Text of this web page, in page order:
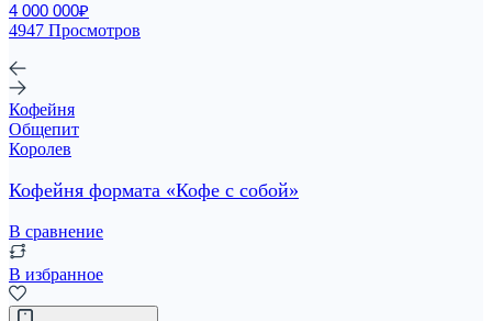
4 000 000₽
4947 Просмотров
Кофейня
Общепит
Королев
Кофейня формата «Кофе с собой»
В сравнение
В избранное